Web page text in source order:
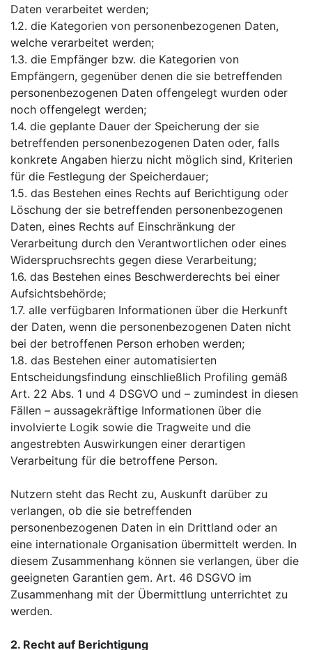
Daten verarbeitet werden;
1.2. die Kategorien von personenbezogenen Daten,
welche verarbeitet werden;
1.3. die Empfänger bzw. die Kategorien von
Empfängern, gegenüber denen die sie betreffenden
personenbezogenen Daten offengelegt wurden oder
noch offengelegt werden;
1.4. die geplante Dauer der Speicherung der sie
betreffenden personenbezogenen Daten oder, falls
konkrete Angaben hierzu nicht möglich sind, Kriterien
für die Festlegung der Speicherdauer;
1.5. das Bestehen eines Rechts auf Berichtigung oder
Löschung der sie betreffenden personenbezogenen
Daten, eines Rechts auf Einschränkung der
Verarbeitung durch den Verantwortlichen oder eines
Widerspruchsrechts gegen diese Verarbeitung;
1.6. das Bestehen eines Beschwerderechts bei einer
Aufsichtsbehörde;
1.7. alle verfügbaren Informationen über die Herkunft
der Daten, wenn die personenbezogenen Daten nicht
bei der betroffenen Person erhoben werden;
1.8. das Bestehen einer automatisierten
Entscheidungsfindung einschließlich Profiling gemäß
Art. 22 Abs. 1 und 4 DSGVO und – zumindest in diesen
Fällen – aussagekräftige Informationen über die
involvierte Logik sowie die Tragweite und die
angestrebten Auswirkungen einer derartigen
Verarbeitung für die betroffene Person.
Nutzern steht das Recht zu, Auskunft darüber zu
verlangen, ob die sie betreffenden
personenbezogenen Daten in ein Drittland oder an
eine internationale Organisation übermittelt werden. In
diesem Zusammenhang können sie verlangen, über die
geeigneten Garantien gem. Art. 46 DSGVO im
Zusammenhang mit der Übermittlung unterrichtet zu
werden.
2. Recht auf Berichtigung